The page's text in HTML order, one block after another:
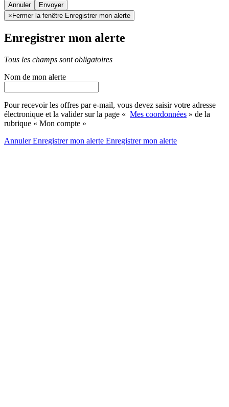
Annuler
× Fermer la fenêtre Enregistrer mon alerte
Enregistrer mon alerte
Tous les champs sont obligatoires
Nom de mon alerte
Pour recevoir les offres par e-mail, vous devez saisir votre adresse
électronique et la valider sur la page « Mes coordonnées » de la
rubrique « Mon compte »
AnnulerEnregistrer mon alerte Enregistrermon alerte